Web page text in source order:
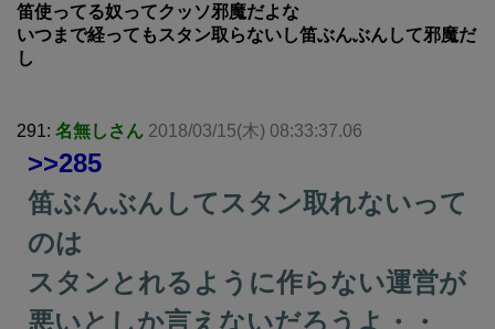
笛使ってる奴ってクッソ邪魔だよな
いつまで経ってもスタン取らないし笛ぶんぶんして邪魔だ
し
291: 名無しさん 2018/03/15(木) 08:33:37.06
>>285
笛ぶんぶんしてスタン取れないって
のは
スタンとれるように作らない運営が
悪いとしか言えないだろうよ・・